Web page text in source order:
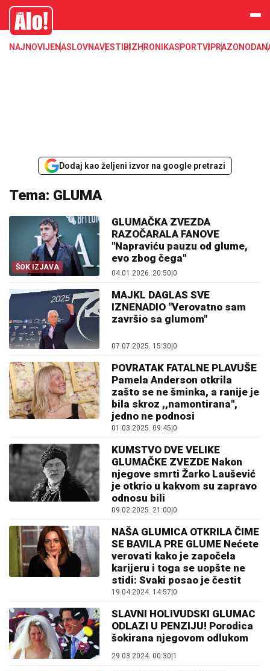
Alo
NAJNOVIJENASLOVNAVESTI BIZHRONIKASPORTVIPRAZONODA
Dodaj kao željeni izvor na google pretrazi
Tema: GLUMA
ŠOK IZJAVA
GLUMAČKA ZVEZDA
RAZOČARALA FANOVE
"Napraviću pauzu od glume,
evo zbog čega"
04.01.2026. 20:50 0
MAJKL DAGLAS SVE
IZNENADIO "Verovatno sam
završio sa glumom"
07.07.2025. 15:30 0
POVRATAK FATALNE PLAVUŠE
Pamela Anderson otkrila
zašto se ne šminka, a ranije je
bila skroz ,,namontirana",
jedno ne podnosi
01.03.2025. 09:45 0
KUMSTVO DVE VELIKE
GLUMAČKE ZVEZDE Nakon
njegove smrti Žarko Laušević
je otkrio u kakvom su zapravo
odnosu bili
09.02.2025. 21:00 0
NAŠA GLUMICA OTKRILA ČIME
SE BAVILA PRE GLUME Nećete
verovati kako je započela
karijeru i toga se uopšte ne
stidi: Svaki posao je čestit
19.04.2024. 14:57 0
SLAVNI HOLIVUDSKI GLUMAC
ODLAZI U PENZIJU! Porodica
šokirana njegovom odlukom
29.03.2024. 00:30 1